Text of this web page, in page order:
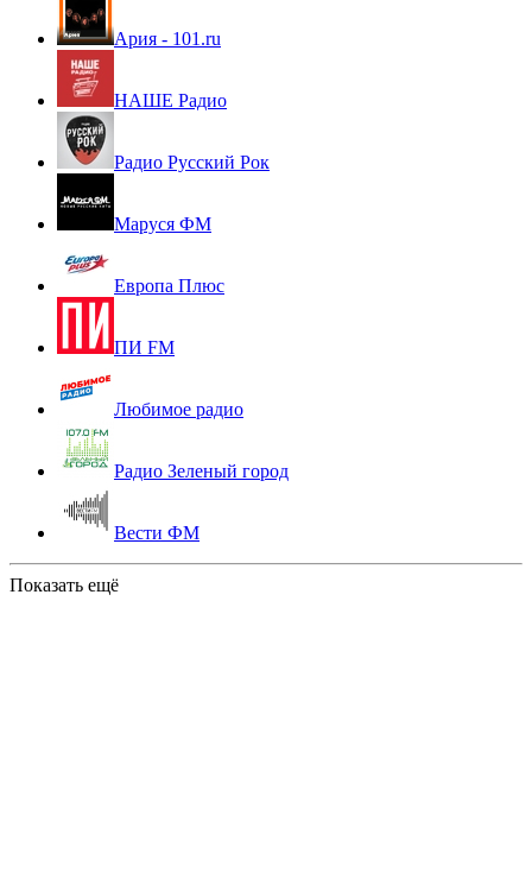
Ария - 101.ru
НАШЕ Радио
Радио Русский Рок
Маруся ФМ
Европа Плюс
ПИ FM
Любимое радио
Радио Зеленый город
Вести ФМ
Показать ещё